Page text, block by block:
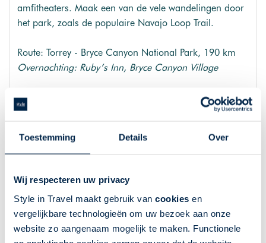
Toestemming Details Over
Wij respecteren uw privacy
Style in Travel maakt gebruik van cookies en
vergelijkbare technologieën om uw bezoek aan onze
website zo aangenaam mogelijk te maken. Functionele
amfitheaters. Maak een van de vele wandelingen door
het park, zoals de populaire Navajo Loop Trail.
Route: Torrey - Bryce Canyon National Park, 190 km
Overnachting: Ruby’s Inn, Bryce Canyon Village
Dag 10: Bryce Canyon – Zion National
imposante zandstenen kliffen en smalle canyons. U
doorkruist vandaag al het park over de spectaculaire
Zion-Mount Carmel Highway. Stop bij de vele
uitkijkpunten om te genieten van het adembenemende
landschap.